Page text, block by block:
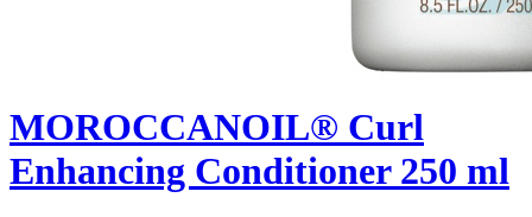
MOROCCANOIL® Curl
Enhancing Conditioner 250 ml